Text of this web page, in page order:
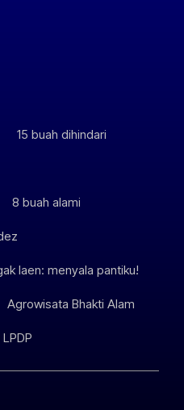
15 buah dihindari
8 buah alami
laen: menyala pantiku!
Agrowisata Bhakti Alam